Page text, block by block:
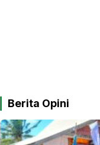
Berita Opini